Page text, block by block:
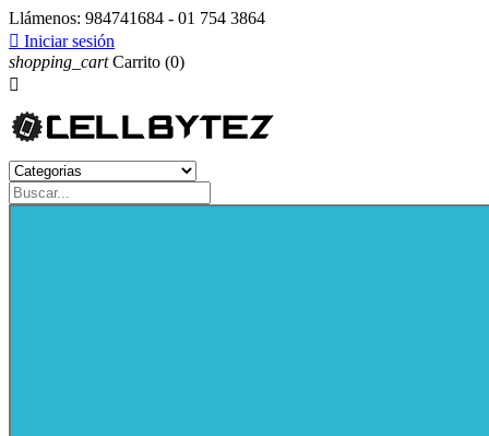
Llámenos: 984741684 - 01 754 3864
 Iniciar sesión
shopping_cart Carrito (0)
